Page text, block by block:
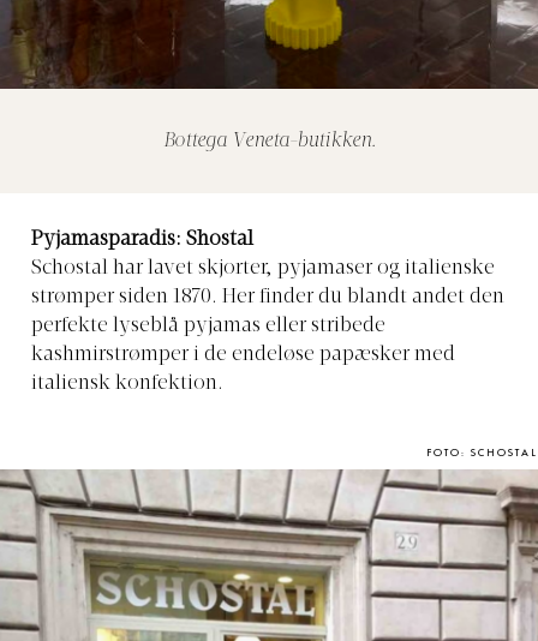
Bottega Veneta-butikken.
Pyjamasparadis: Shostal
Schostal har lavet skjorter, pyjamaser og italienske
strømper siden 1870. Her finder du blandt andet den
perfekte lyseblå pyjamas eller stribede
kashmirstrømper i de endeløse papæsker med
italiensk konfektion.
FOTO: SCHOSTAL